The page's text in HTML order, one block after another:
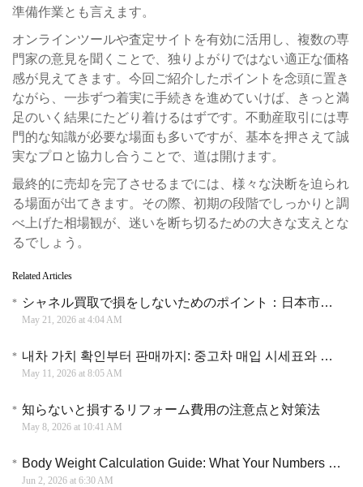
準備作業とも言えます。
オンラインツールや査定サイトを有効に活用し、複数の専
門家の意見を聞くことで、独りよがりではない適正な価格
感が見えてきます。今回ご紹介したポイントを念頭に置き
ながら、一歩ずつ着実に手続きを進めていけば、きっと満
足のいく結果にたどり着けるはずです。不動産取引には専
門的な知識が必要な場面も多いですが、基本を押さえて誠
実なプロと協力し合うことで、道は開けます。
最終的に売却を完了させるまでには、様々な決断を迫られ
る場面が出てきます。その際、初期の段階でしっかりと調
べ上げた相場観が、迷いを断ち切るための大きな支えとな
るでしょう。
Related Articles
シャネル買取で損をしないためのポイント：日本市場における査定の裏側と賢い売却の選択肢
May 21, 2026 at 4:04 AM
내차 가치 확인부터 판매까지: 중고차 매입 시세표와 매입 사이트 활용법
May 11, 2026 at 8:05 AM
知らないと損するリフォーム費用の注意点と対策法
May 8, 2026 at 10:41 AM
Body Weight Calculation Guide: What Your Numbers May Mean
Jun 2, 2026 at 6:30 AM